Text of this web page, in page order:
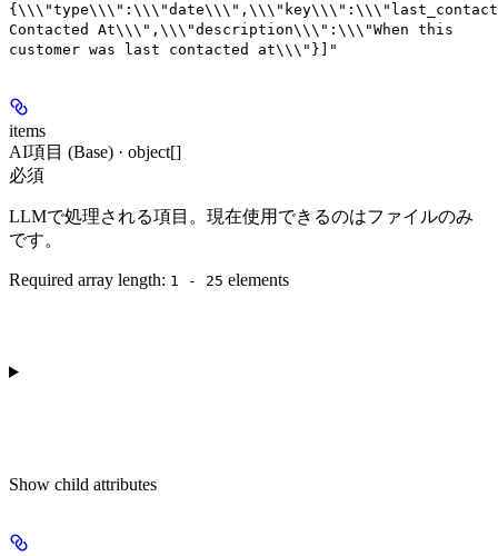
Contacted At\\\",\\\"description\\\":\\\"When this
customer was last contacted at\\\"}]"
items
AI項目 (Base) · object[]
必須
LLMで処理される項目。現在使用できるのはファイルのみ
です。
Required array length: 1 - 25 elements
Show child attributes